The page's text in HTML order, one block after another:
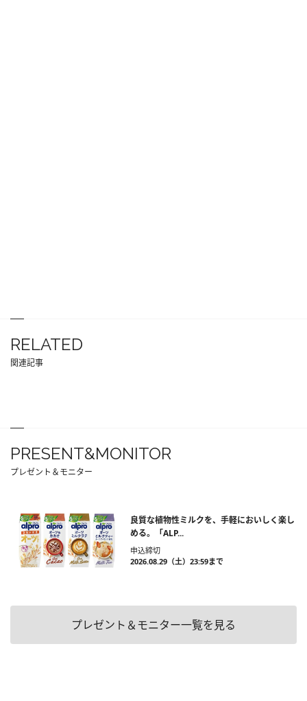
RELATED
関連記事
PRESENT&MONITOR
プレゼント＆モニター
良質な植物性ミルクを、手軽においしく楽し
める。「ALP...
申込締切
2026.08.29（土）23:59まで
プレゼント＆モニター一覧を見る